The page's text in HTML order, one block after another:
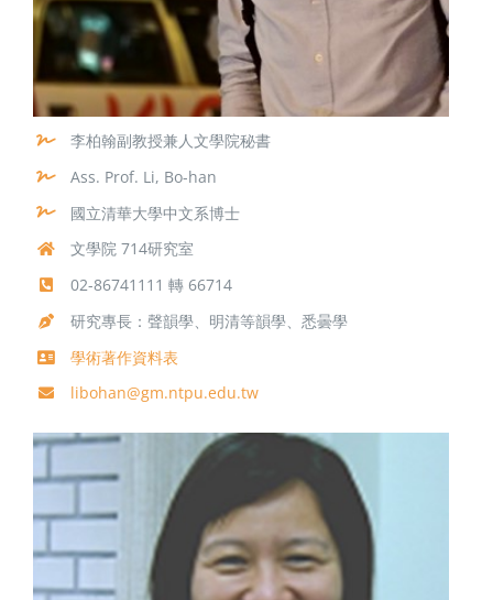
李柏翰副教授兼人文學院秘書
Ass. Prof. Li, Bo-han
國立清華大學中文系博士
文學院 714研究室
02-86741111 轉 66714
研究專長：聲韻學、明清等韻學、悉曇學
學術著作資料表
libohan@gm.ntpu.edu.tw